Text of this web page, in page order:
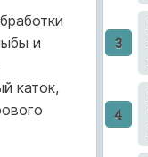
и
каток,